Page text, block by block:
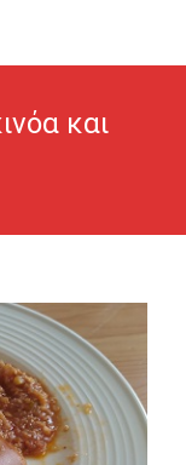
και